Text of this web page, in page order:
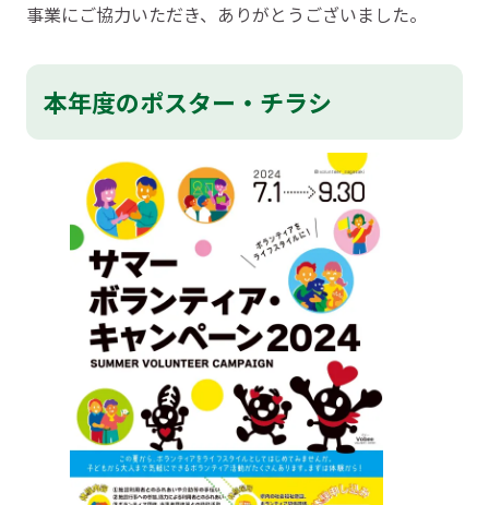
事業にご協力いただき、ありがとうございました。
本年度のポスター・チラシ